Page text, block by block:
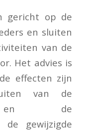
gericht op de
en sluiten
van de
Het advies is
effecten zijn
van de
en de
de gewijzigde